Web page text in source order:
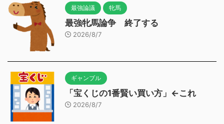
最強論議 牝馬
最強牝馬論争 終了する
2026/8/7
ギャンブル
「宝くじの1番賢い買い方」←これ
2026/8/7